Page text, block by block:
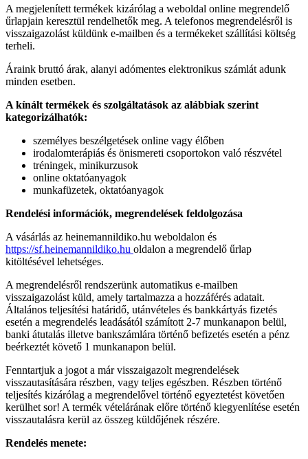
A megjelenített termékek kizárólag a weboldal online megrendelő
űrlapjain keresztül rendelhetők meg. A telefonos megrendelésről is
visszaigazolást küldünk e-mailben és a termékeket szállítási költség
terheli.
Áraink bruttó árak, alanyi adómentes elektronikus számlát adunk
minden esetben.
A kínált termékek és szolgáltatások az alábbiak szerint
kategorizálhatók:
személyes beszélgetések online vagy élőben
irodalomterápiás és önismereti csoportokon való részvétel
tréningek, minikurzusok
online oktatóanyagok
munkafüzetek, oktatóanyagok
Rendelési információk, megrendelések feldolgozása
A vásárlás az heinemannildiko.hu weboldalon és
https://sf.heinemannildiko.hu oldalon a megrendelő űrlap
kitöltésével lehetséges.
A megrendelésről rendszerünk automatikus e-mailben
visszaigazolást küld, amely tartalmazza a hozzáférés adatait.
Általános teljesítési határidő, utánvételes és bankkártyás fizetés
esetén a megrendelés leadásától számított 2-7 munkanapon belül,
banki átutalás illetve bankszámlára történő befizetés esetén a pénz
beérkeztét követő 1 munkanapon belül.
Fenntartjuk a jogot a már visszaigazolt megrendelések
visszautasítására részben, vagy teljes egészben. Részben történő
teljesítés kizárólag a megrendelővel történő egyeztetést követően
kerülhet sor! A termék vételárának előre történő kiegyenlítése esetén
visszautalásra kerül az összeg küldőjének részére.
Rendelés menete: